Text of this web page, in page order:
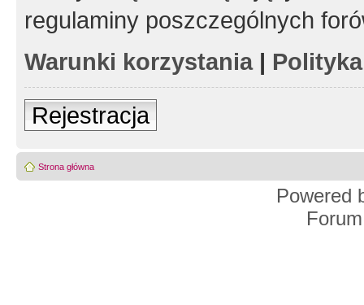
regulaminy poszczególnych
Warunki korzystania|
Rejestracja
Strona główna
Powered